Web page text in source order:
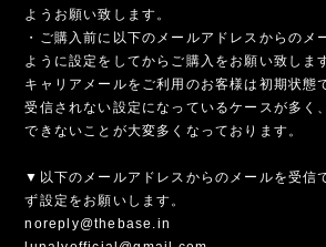
ようお願い致します。
・ご購入前に以下のメールアドレスからのメ
ように設定をしてからご購入をお願い致しま
キャリアメールをご利用のお客様は初期状態
受信されない設定になっているケースが多く
できないことが大変多くなっております。
▼以下のメールアドレスからのメールを受信
ず設定をお願いします。
noreply@thebase.in